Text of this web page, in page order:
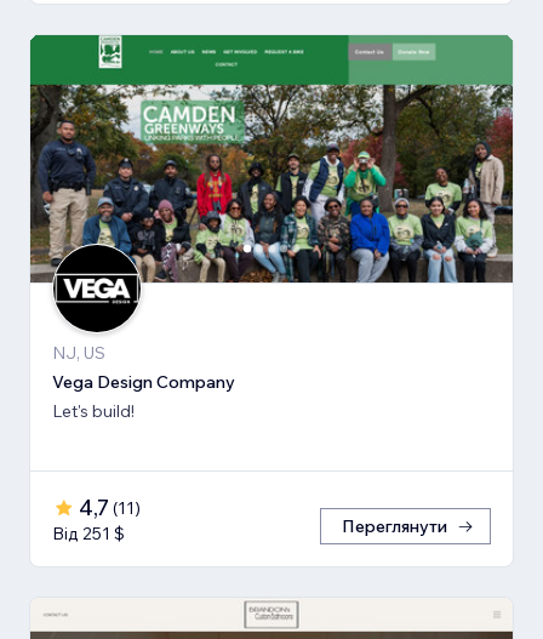
NJ, US
Vega Design Company
Let's build!
4,7 (11)
Від 251 $
Переглянути